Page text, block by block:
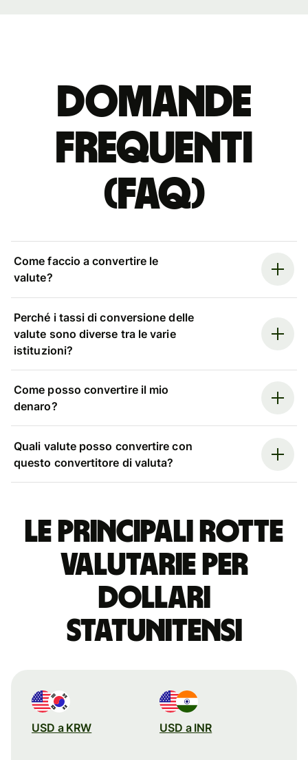
Domande
Frequenti
(FAQ)
Come faccio a convertire le
valute?
Perché i tassi di conversione delle
valute sono diverse tra le varie
istituzioni?
Come posso convertire il mio
denaro?
Quali valute posso convertire con
questo convertitore di valuta?
Le principali rotte
valutarie per
dollari
statunitensi
USD a KRW USD a INR